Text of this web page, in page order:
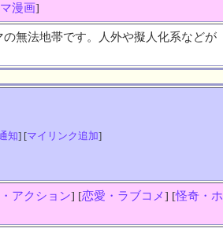
漫画]
無法地帯です。人外や擬人化系などが
知] [マイリンク追加]
アクション] [恋愛・ラブコメ] [怪奇・ホ